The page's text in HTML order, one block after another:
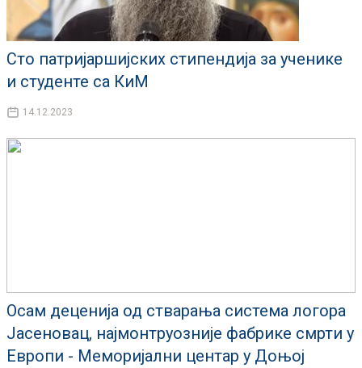
Сто патријаршијских стипендија за ученике
и студенте са КиМ
14.12.2023
Осам деценија од стварања система логора
Јасеновац, најмонтруозније фабрике смрти у
Европи - Меморијални центар у Доњој